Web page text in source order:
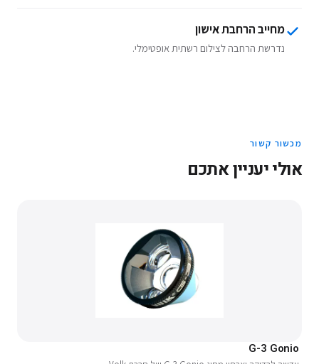
מחייב הרחבת אישון
נדרשת הרחבה לצילום רשתית אופטימלי.
מכשור קשור
אולי יעניין אתכם
G-3 Gonio